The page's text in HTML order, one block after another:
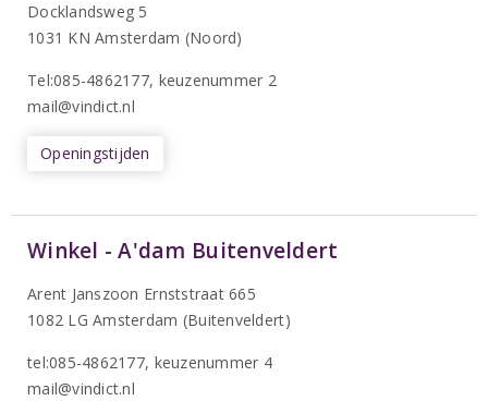
Docklandsweg 5
1031 KN Amsterdam (Noord)
Tel:085-4862177, keuzenummer 2
mail@vindict.nl
Openingstijden
Winkel - A'dam Buitenveldert
Arent Janszoon Ernststraat 665
1082 LG Amsterdam (Buitenveldert)
tel:085-4862177, keuzenummer 4
mail@vindict.nl